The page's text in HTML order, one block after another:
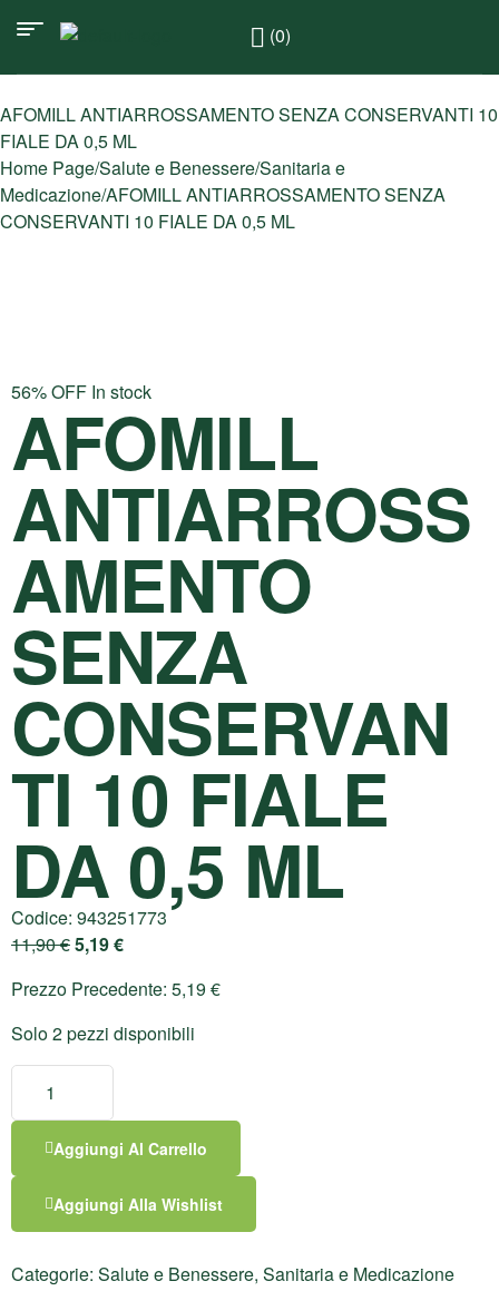
(0)
AFOMILL ANTIARROSSAMENTO SENZA CONSERVANTI 10
FIALE DA 0,5 ML
Home Page/Salute e Benessere/Sanitaria e
Medicazione/AFOMILL ANTIARROSSAMENTO SENZA
CONSERVANTI 10 FIALE DA 0,5 ML
56% OFF In stock
AFOMILL
ANTIARROSS
AMENTO
SENZA
CONSERVAN
TI 10 FIALE
DA 0,5 ML
Codice: 943251773
11,90€5,19€
Prezzo Precedente: 5,19 €
Solo 2 pezzi disponibili
Aggiungi Al Carrello
Aggiungi Alla Wishlist
Categorie: Salute e Benessere, Sanitaria e Medicazione